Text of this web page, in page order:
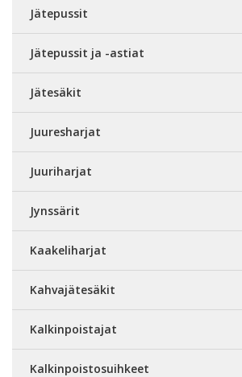
Jätepussit
Jätepussit ja -astiat
Jätesäkit
Juuresharjat
Juuriharjat
Jynssärit
Kaakeliharjat
Kahvajätesäkit
Kalkinpoistajat
Kalkinpoistosuihkeet